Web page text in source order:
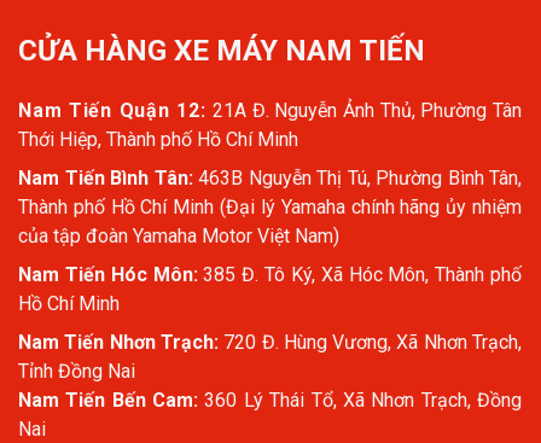
CỬA HÀNG XE MÁY NAM TIẾN
Nam Tiến Quận 12: 21A Đ. Nguyễn Ảnh Thủ, Phường Tân
Thới Hiệp, Thành phố Hồ Chí Minh
Nam Tiến Bình Tân:463B Nguyễn Thị Tú, Phường Bình Tân,
Thành phố Hồ Chí Minh (Đại lý Yamaha chính hãng ủy nhiệm
của tập đoàn Yamaha Motor Việt Nam)
Nam Tiến Hóc Môn:385 Đ. Tô Ký, Xã Hóc Môn, Thành phố
Hồ Chí Minh
Nam Tiến Nhơn Trạch:720 Đ. Hùng Vương, Xã Nhơn Trạch,
Tỉnh Đồng Nai
Nam Tiến Bến Cam: 360 Lý Thái Tổ, Xã Nhơn Trạch, Đồng
Nai